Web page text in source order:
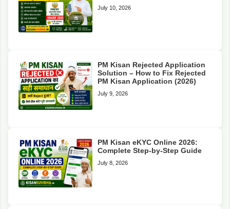
July 10, 2026
PM Kisan Rejected Application
Solution – How to Fix Rejected
PM Kisan Application (2026)
July 9, 2026
PM Kisan eKYC Online 2026:
Complete Step-by-Step Guide
July 8, 2026